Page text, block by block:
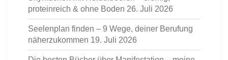
proteinreich & ohne Boden 26. Juli 2026
Seelenplan finden – 9 Wege, deiner Berufung
näherzukommen 19. Juli 2026